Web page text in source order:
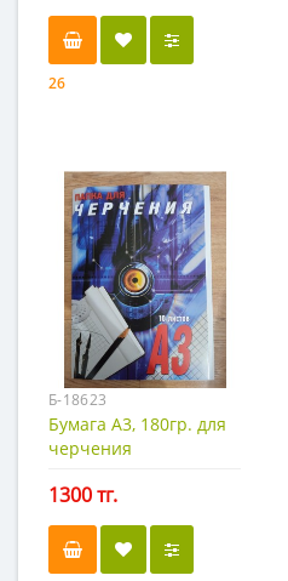
26
Б-18623
Бумага А3, 180гр. для
черчения
1300 тг.